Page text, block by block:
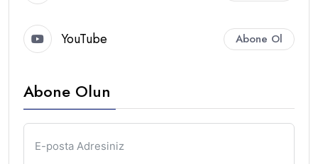
YouTube Abone Ol
Abone Olun